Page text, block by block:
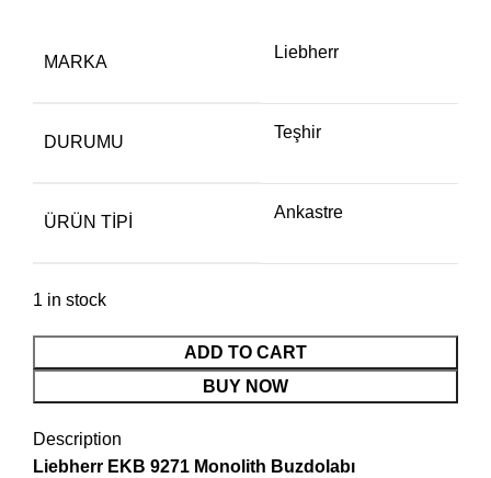
MARKA
Liebherr
DURUMU
Teşhir
ÜRÜN TIPI
Ankastre
1 in stock
EKB
9271
BUZDOLABI
quantity
ADD TO CART
BUY NOW
Description
Liebherr EKB 9271 Monolith Buzdolabı